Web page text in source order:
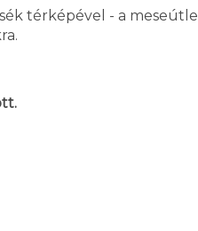
térképével - a